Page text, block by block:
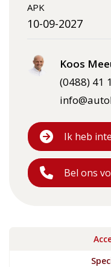
APK
10-09-2027
Koos
(0488) 41
Ik heb
Bel ons